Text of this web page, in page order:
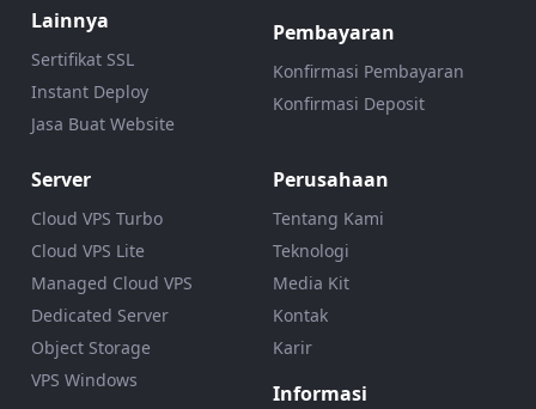
Lainnya
Sertifikat SSL
Instant Deploy
Jasa Buat Website
Pembayaran
Konfirmasi Pembayaran
Konfirmasi Deposit
Server
Cloud VPS Turbo
Cloud VPS Lite
Managed Cloud VPS
Dedicated Server
Object Storage
VPS Windows
Perusahaan
Tentang Kami
Teknologi
Media Kit
Kontak
Karir
Informasi